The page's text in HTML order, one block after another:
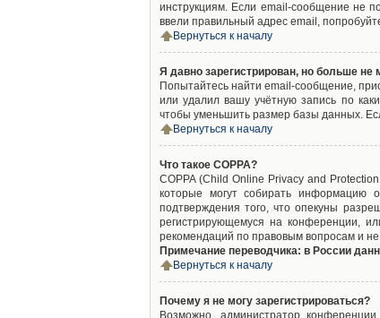
инструкциям. Если email-сообщение не
ввели правильный адрес email,
Вернуться к началу
Я давно зарегистрирован, но больше не
Попытайтесь найти email-сообщение,
или удалил вашу учётную запись по
чтобы уменьшить размер базы данных.
Вернуться к началу
Что такое COPPA?
COPPA (Child Online Privacy and
которые могут собирать информацию
подтверждения того, что опекуны
регистрирующемуся на конференции,
рекомендаций по правовым вопросам и
Примечание переводчика: в России
Вернуться к началу
Почему я не могу зарегистрироваться?
Возможно, администратор